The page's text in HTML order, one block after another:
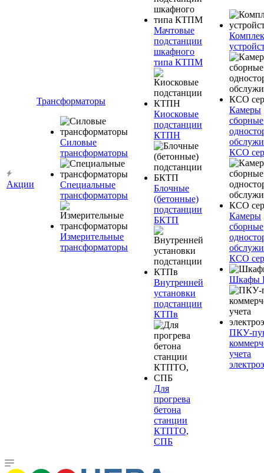
Акции
Трансформаторы
Силовые
трансформаторы
Специальные
трансформаторы
Измерительные
трансформаторы
Мачтовые
подстанции
шкафного
типа КТПМ
Киосковые
подстанции
КТПН
Блочные
(бетонные)
подстанции
БКТП
Внутренней
установки
подстанции
КТПв
Для
прогрева
бетона
станции
КТПТО,
СПБ
Камеры
сборные
КСО
Камеры
сборные
КСО
Шкафы
ПКУ-
учета